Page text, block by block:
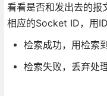
看看是否和发出去的报
相应的Socket ID，用
检索成功，用检索
检索失败，丢弃处